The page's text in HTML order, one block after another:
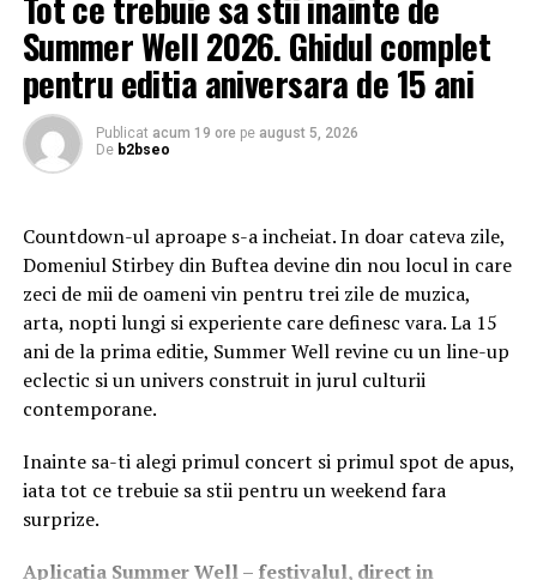
poate fi folosit pentru acoperirea datoriilor firmei. In
schimb, comanditarii contribuie in principal cu capital si
raspund doar in limita aportului adus.
Aceasta diferenta transforma SCS-ul intr-o combinatie
intre parteneriat si investitie. In unele cazuri,
comanditarii sunt investitori pasivi, interesati exclusiv
companiei fara a participa direct la administrare. De aici
rezulta una dintre cele mai mari diferente dintre
societatile in comandita simpla: gradul de implicare al
asociatilor.
Domenii in care SCS-ul poate functiona eficient
in afaceri de familie, firme de consultanta, agricultura
sau proiecte care necesita capital din partea unor
investitori ce nu doresc sa isi asume conducerea
Summer Well 2026. Ghidul complet
pentru editia aniversara de 15 ani
Publicat acum 19 ore pe august 5, 2026
De b2bseo
Countdown-ul aproape s-a incheiat. In doar cateva zile,
Domeniul Stirbey din Buftea devine din nou locul in care
zeci de mii de oameni vin pentru trei zile de muzica,
arta, nopti lungi si experiente care definesc vara. La 15
ani de la prima editie, Summer Well revine cu un line-up
eclectic si un univers construit in jurul culturii
contemporane.
Inainte sa-ti alegi primul concert si primul spot de apus,
iata tot ce trebuie sa stii pentru un weekend fara
surprize.
Aplicatia Summer Well– festivalul, direct in